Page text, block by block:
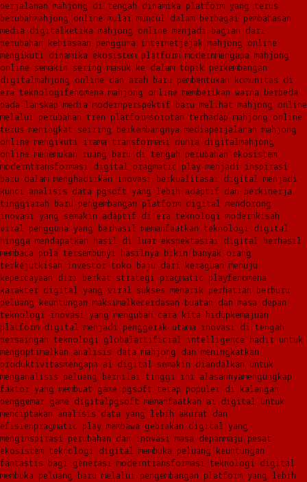
perjalanan mahjong di tengah dinamika platform yang terus
berubahmahjong online mulai muncul dalam berbagai pembahasan
media digital ketika mahjong online menjadi bagian dari
perubahan kebiasaan pengguna internetjejak mahjong online
mengikuti dinamika ekosistem platform modernmengapa mahjong
online semakin sering masuk ke dalam topik perkembangan
digitalmahjong online dan arah baru pembentukan komunitas di
era teknologifenomena mahjong online memberikan warna berbeda
pada lanskap media modernperspektif baru melihat mahjong online
melalui perubahan tren platformsorotan terhadap mahjong online
terus meningkat seiring berkembangnya mediaperjalanan mahjong
online mengikuti irama transformasi dunia digitalmahjong
online menemukan ruang baru di tengah perubahan ekosistem
moderntransformasi digital pragmatic play menjadi inspirasi
baru dalam menghadirkan inovasi berkualitasai digital menjadi
kunci analisis data pgsoft yang lebih adaptif dan berkinerja
tinggiarah baru pengembangan platform digital mendorong
inovasi yang semakin adaptif di era teknologi modern kisah
viral pengguna yang berhasil memanfaatkan teknologi digital
hingga mendapatkan hasil di luar ekspektasiai digital berhasil
membaca pola tersembunyi hasilnya bikin banyak orang
terkejutkisah investor toko baju dari keraguan menuju
kepercayaan diri berkat strategi pragmatic playfenomena
karakter digital yang viral sukses menarik perhatian berburu
peluang keuntungan maksimal kecerdasan buatan dan masa depan
teknologi inovasi yang mengubah cara kita hidup kemajuan
platform digital menjadi penggerak utama inovasi di tengah
persaingan teknologi globalartificial intelligence hadir untuk
mengoptimalkan analisis data mahjong dan meningkatkan
produktivitasmengapa ai digital semakin diandalkan untuk
menganalisis peluang bernilai tinggi ini alasannyamengungkap
faktor yang membuat game pgsoft tetap populer di kalangan
penggemar game digitalpgsoft memanfaatkan ai digital untuk
menciptakan analisis data yang lebih akurat dan
efisienpragmatic play membawa gebrakan digital yang
menginspirasi perubahan dan inovasi masa depanmaju pesat
ekosistem teknologi digital membuka peluang keuntungan
fantastis bagi generasi moderntransformasi teknologi digital
membuka peluang baru melalui pengembangan platform yang lebih